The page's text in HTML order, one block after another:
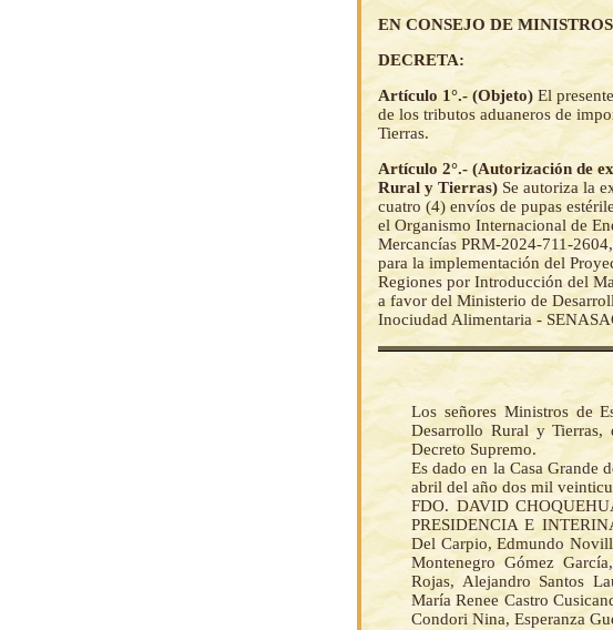
EN CONSEJO DE
DECRETA:
Artículo 1°.- (Objeto) El
de los tributos aduaneros de
Tierras.
Artículo 2°.- (Autorización de
Rural y Tierras) Se autoriza la
cuatro (4) envíos de pupas
el Organismo Internacional de
Mercancías PRM-2024-711-
para la implementación del
Regiones por Introducción del
a favor del Ministerio de
Inociudad Alimentaria -
Los señores Ministros de
Desarrollo Rural y Tierras,
Decreto Supremo.
Es dado en la Casa Grande
abril del año dos mil
FDO. DAVID
PRESIDENCIA E
Del Carpio, Edmundo
Montenegro Gómez
Rojas, Alejandro Santos
María Renee Castro
Condori Nina, Esperanza